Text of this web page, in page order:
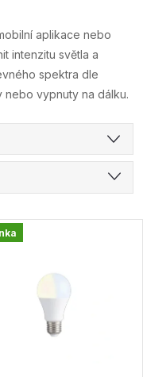
aplikace nebo
intenzitu světla a
spektra dle
vypnuty na dálku.